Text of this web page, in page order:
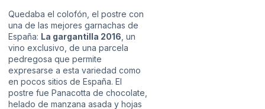
Quedaba el colofón, el postre con
una de las mejores garnachas de
España: La gargantilla 2016 , un
vino exclusivo, de una parcela
pedregosa que permite
expresarse a esta variedad como
en pocos sitios de España. El
postre fue Panacotta de chocolate,
helado de manzana asada y hojas